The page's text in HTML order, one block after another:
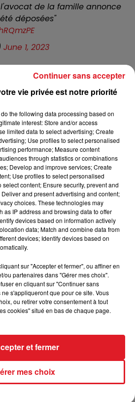
de la famille annonce
déposées"
June 1, 2023
principal du collège,
policiers chargés d'une
et Instagram France.
en examen, quatre
.
Calais, à Lapugnoy, ce jeudi
du gouvernement a réagi.
du harcèlement scolaire est“une
mieux accompagner les
parents d’enfants harceleurs”
à l'école: "C'est une
Olivier Véran
June 1, 2023
Lindsay, sa famille et sa
continuent à recevoir des
vie privée est notre priorité
do the following data processing based on
interest: Store and/or access
limited data to select advertising; Create
Use profiles to select personalised
performance; Measure content
through statistics or combinations
Develop and improve services; Create
Use profiles to select personalised
content; Ensure security, prevent and
and present advertising and content;
choices. These technologies may
as IP address and browsing data to offer
devices based on information actively
data; Match and combine data from
devices; Identify devices based on
sur "Accepter et fermer", ou affiner en
ou partenaires dans "Gérer mes choix".
en cliquant sur "Continuer sans
s'appliqueront que pour ce site. Vous
ou retirer votre consentement à tout
cookies" situé en bas de chaque page.
mes choix
et fermer
Continuer sans accepter